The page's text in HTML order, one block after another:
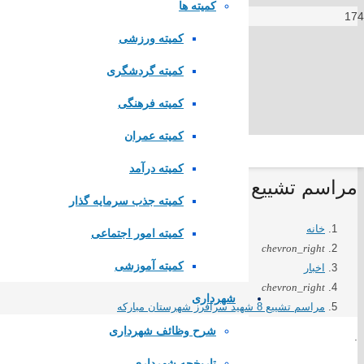
کمیته ها
کمیته ورزشی
کمیته گردشگری
کمیته فرهنگی
کمیته عمران
کمیته درآمد
کمیته جذب سرمایه گذار
کمیته امور اجتماعی
کمیته آموزشی
شهرداری
شرح وظائف شهرداری
مراسم تشییع 8 شهید سرافرز شهرستان مبارکه
خانه
chevron_right
اخبار
chevron_right
مراسم تشییع 8 شهید سرافرز شهرستان مبارکه
یگاه اطلاع رسانی مقام معظم رهبری
پایگاه اطلاع رسانی ریاست جمهوری
وزارت کشور